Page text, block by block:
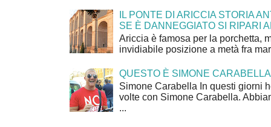
IL PONTE DI ARICCIA STORIA
SE È DANNEGGIATO SI RIPARI
Ariccia è famosa per la porchetta,
invidiabile posizione a metà fra
QUESTO È SIMONE CARABELLA
Simone Carabella In questi giorni
volte con Simone Carabella.
...